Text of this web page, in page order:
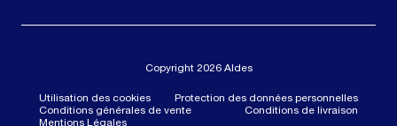
Copyright 2026 Aldes
Utilisation des cookies
Protection des données personnelles
Conditions générales de vente
Conditions de livraison
Mentions Légales